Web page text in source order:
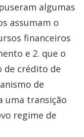
algumas
assumam o
financeiros
e 2. que o
de crédito de
de
uma transição
regime de